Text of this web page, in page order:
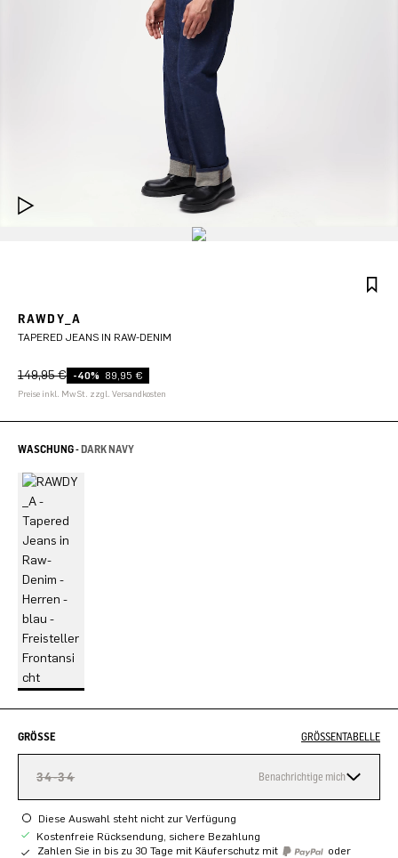
RAWDY_A
TAPERED JEANS IN RAW-DENIM
149,95 € -40% 89,95 €
Preise inkl. MwSt. zzgl. Versandkosten
WASCHUNG -DARK NAVY
GRÖSSE GRÖSSENTABELLE
34-34 Benachrichtige mich
Diese Auswahl steht nicht zur Verfügung
Kostenfreie Rücksendung, sichere Bezahlung
Zahlen Sie in bis zu 30 Tage mit Käuferschutz mit
oder